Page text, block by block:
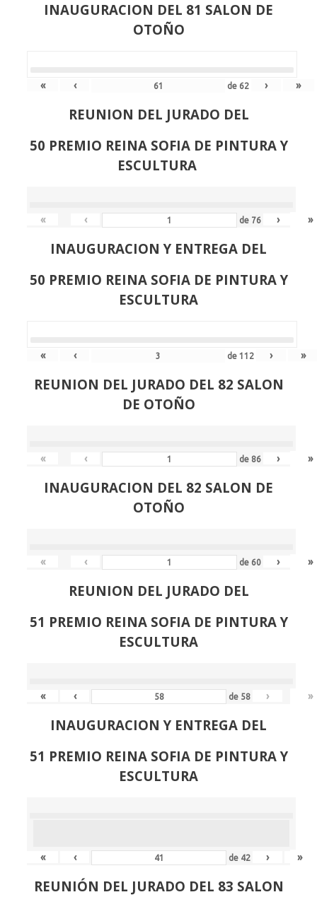
INAUGURACION DEL 81 SALON DE
OTOÑO
« ‹ de 62 › »
REUNION DEL JURADO DEL
50 PREMIO REINA SOFIA DE PINTURA Y
ESCULTURA
« ‹ de 76 › »
INAUGURACION Y ENTREGA DEL
50 PREMIO REINA SOFIA DE PINTURA Y
ESCULTURA
« ‹ de112 › »
REUNION DEL JURADO DEL 82 SALON
DE OTOÑO
« ‹ de 86 › »
INAUGURACION DEL 82 SALON DE
OTOÑO
« ‹ de 60 › »
REUNION DEL JURADO DEL
51 PREMIO REINA SOFIA DE PINTURA Y
ESCULTURA
« ‹ de 58 › »
INAUGURACION Y ENTREGA DEL
51 PREMIO REINA SOFIA DE PINTURA Y
ESCULTURA
« ‹ de 42 › »
REUNIÓN DEL JURADO DEL 83 SALON